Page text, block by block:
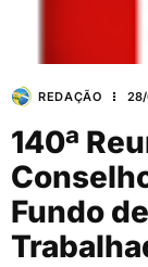
REDAÇÃO
140ª
Fundo